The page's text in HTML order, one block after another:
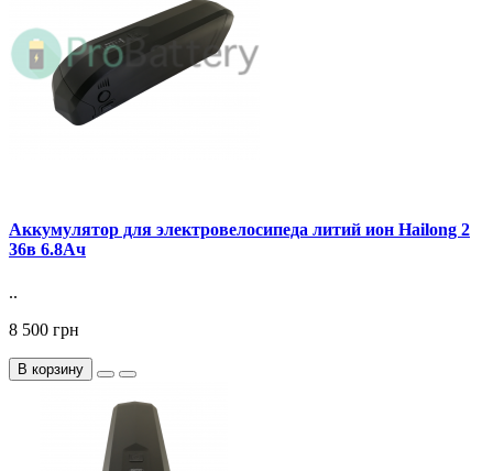
Аккумулятор для электровелосипеда литий ион Hailong 2
36в 6.8Ач
..
8 500 грн
В корзину